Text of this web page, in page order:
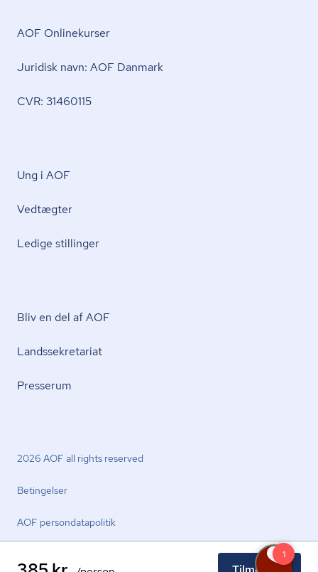
AOF Onlinekurser
Juridisk navn: AOF Danmark
CVR: 31460115
Ung i AOF
Vedtægter
Ledige stillinger
Bliv en del af AOF
Lands­se­kre­ta­ri­at
Presserum
2026 AOF all rights reserved
Betingelser
AOF per­son­da­ta­po­li­tik